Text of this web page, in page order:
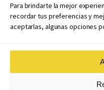
Para brindarte la mejor
recordar tus preferencias y
aceptarlas, algunas opciones
Políticas de coedición
Atribuciones